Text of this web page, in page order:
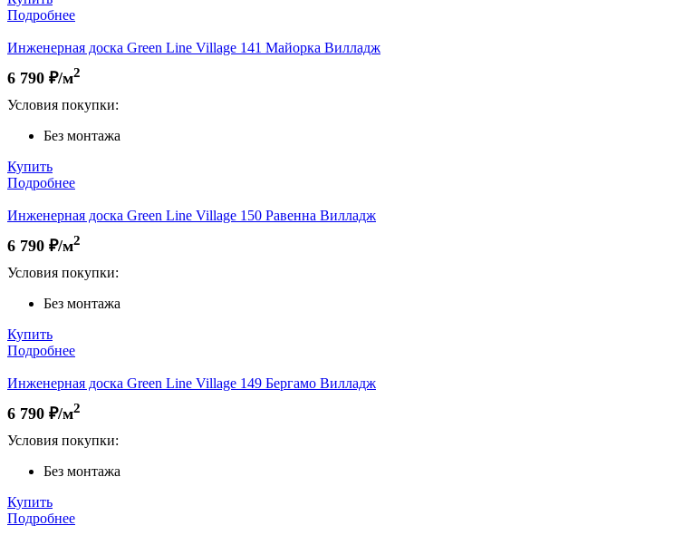
Подробнее
Инженерная доска Green Line Village 141 Майорка Вилладж
6 790 ₽/м2
Условия покупки:
Без монтажа
Купить
Подробнее
Инженерная доска Green Line Village 150 Равенна Вилладж
6 790 ₽/м2
Условия покупки:
Без монтажа
Купить
Подробнее
Инженерная доска Green Line Village 149 Бергамо Вилладж
6 790 ₽/м2
Условия покупки:
Без монтажа
Купить
Подробнее